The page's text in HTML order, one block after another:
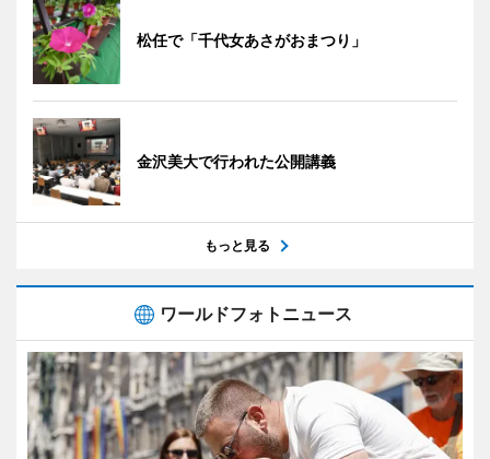
松任で「千代女あさがおまつり」
金沢美大で行われた公開講義
もっと見る
ワールドフォトニュース